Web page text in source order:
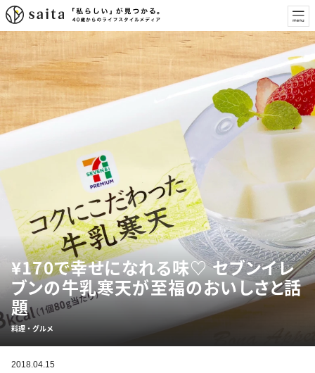
¥170で幸せになれる味♡ セブンイレ
ブンの牛乳寒天が至福のおいしさと話
題
料理・グルメ
2018.04.15